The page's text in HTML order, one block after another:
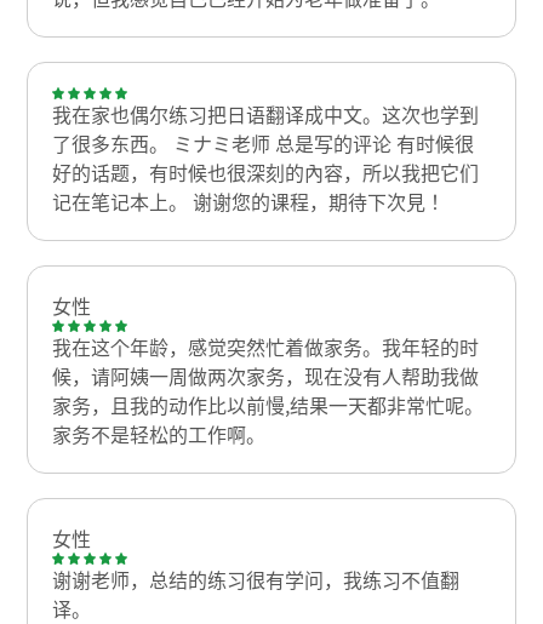
我在家也偶尔练习把日语翻译成中文。这次也学到
了很多东西。 ミナミ老师 总是写的评论 有时候很
好的话题，有时候也很深刻的內容，所以我把它们
记在笔记本上。 谢谢您的课程，期待下次見！
女性
我在这个年龄，感觉突然忙着做家务。我年轻的时
候，请阿姨一周做两次家务，现在没有人帮助我做
家务，且我的动作比以前慢,结果一天都非常忙呢。
家务不是轻松的工作啊。
女性
谢谢老师，总结的练习很有学问，我练习不值翻
译。